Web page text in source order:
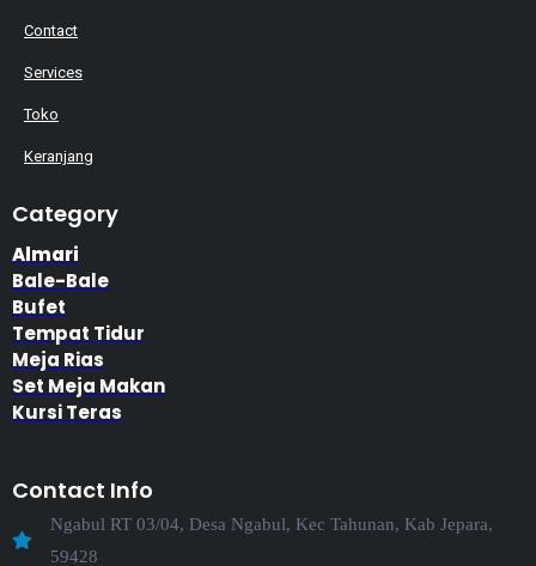
Contact
Services
Toko
Keranjang
Category
Almari
Bale-Bale
Bufet
Tempat Tidur
Meja Rias
Set Meja Makan
Kursi Teras
Contact Info
Ngabul RT 03/04, Desa Ngabul, Kec Tahunan, Kab Jepara,
59428